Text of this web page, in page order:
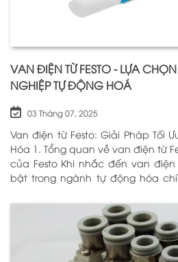
VAN ĐIỆN TỪ FESTO - LỰA
NGHIỆP TỰ ĐỘNG HOÁ
03 Tháng 07, 2025
Van điện từ Festo: Giải Pháp Tối
Hóa 1. Tổng quan về van điện từ Festo 1.1. Lịch sử phát triển
của Festo Khi nhắc đến van điện từ, một cái tên luôn nổi
bật trong ngành tự động hóa